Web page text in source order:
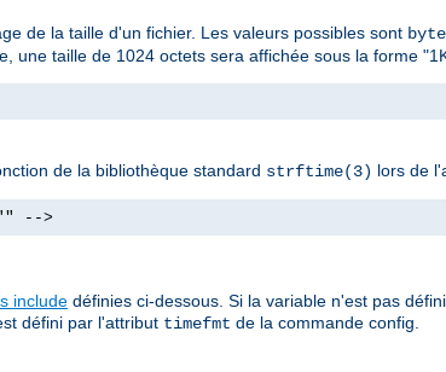
de la taille d'un fichier. Les valeurs possibles sont
une taille de 1024 octets sera affichée sous la forme
de la bibliothèque standard strftime(3) lors de
-->
include définies ci-dessous. Si la variable n'est pas
défini par l'attribut timefmt de la commande config.